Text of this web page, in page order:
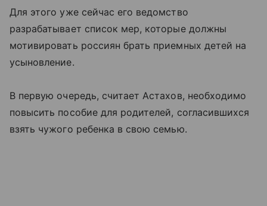
Для этого уже сейчас его ведомство
разрабатывает список мер, которые должны
мотивировать россиян брать приемных детей на
усыновление.
В первую очередь, считает Астахов, необходимо
повысить пособие для родителей, согласившихся
взять чужого ребенка в свою семью.